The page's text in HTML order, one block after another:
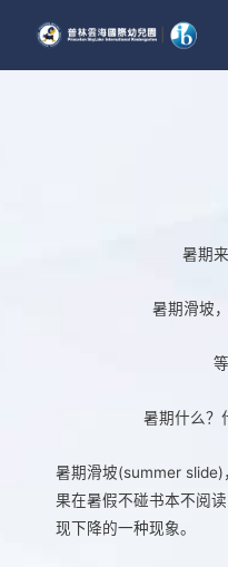
暑期
暑期滑坡
暑期什么？
暑期滑坡(summer
果在暑假不碰书本不阅
现下降的一种现象。